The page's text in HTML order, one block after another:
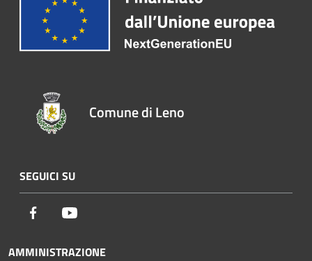
Comune di Leno
SEGUICI SU
Facebook
AMMINISTRAZIONE